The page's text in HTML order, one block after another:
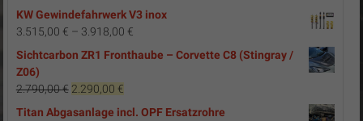
KW Gewindefahrwerk V3 inox
3.515,00 € – 3.918,00 €
Sichtcarbon ZR1 Fronthaube – Corvette C8 (Stingray /
Z06)
2.790,00€ Ursprünglicher
Preis
2.290,00 €Aktueller
Preis
Titan Abgasanlage incl. OPF Ersatzrohre